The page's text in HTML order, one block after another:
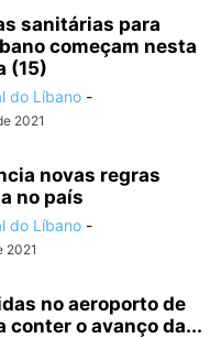
sanitárias para
começam nesta
(15)
do Líbano -
2021
novas regras
no país
do Líbano -
2021
no aeroporto de
conter o avanço da...